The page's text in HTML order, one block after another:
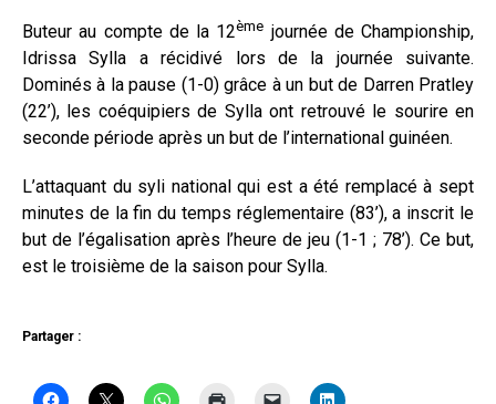
Buteur au compte de la 12ème journée de Championship,
Idrissa Sylla a récidivé lors de la journée suivante.
Dominés à la pause (1-0) grâce à un but de Darren Pratley
(22’), les coéquipiers de Sylla ont retrouvé le sourire en
seconde période après un but de l’international guinéen.
L’attaquant du syli national qui est a été remplacé à sept
minutes de la fin du temps réglementaire (83’), a inscrit le
but de l’égalisation après l’heure de jeu (1-1 ; 78’). Ce but,
est le troisième de la saison pour Sylla.
Partager :